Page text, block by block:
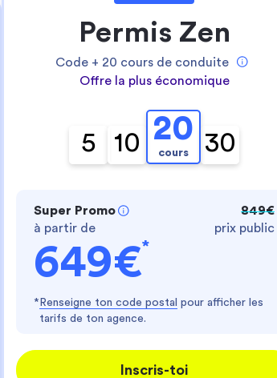
web est une priorité
- réaliser des statistiques anonymes
- améliorer ton expérience d'utilisateur
- personnaliser les annonces
Consentements certifiés par
Je choisis J'accepte
Axeptio consent
Plateforme de Gestion du
Notre plateforme vous permet
Permis Zen
Code + 20 cours de conduite
Offre la plus économique
5 10 20
cours 30
Super Promo
à partir de
649€*
849€
prix public
* Renseigne ton code postal pour afficher les
tarifs de ton agence.
Inscris-toi